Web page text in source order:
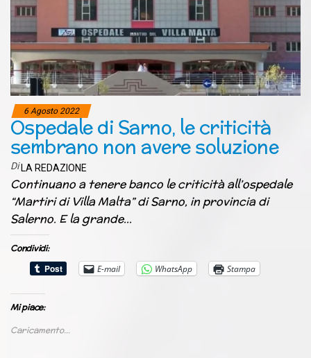
6 Agosto 2022
Ospedale di Sarno, le criticità
sembrano non avere soluzione
Di LA REDAZIONE
Continuano a tenere banco le criticità all’ospedale
“Martiri di Villa Malta” di Sarno, in provincia di
Salerno. E la grande…
Condividi:
E-mail
WhatsApp Stampa
Mi piace:
Caricamento...